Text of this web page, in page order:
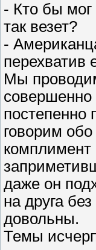
- Кто бы мог
так везет?
-
перехватив
Мы
постепенно
говорим
даже он
на друга
довольны.
Темы